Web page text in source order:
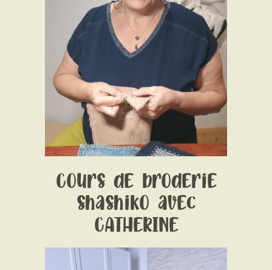
Date:
1 January 1970
Time:
14:30 - 17:30
35€/3h + kits 10€ si pas de
Cours de broderie
shashiko avec
CATHERINE